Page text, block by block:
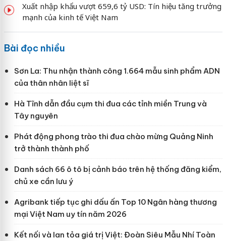
Xuất nhập khẩu vượt 659,6 tỷ USD: Tín hiệu tăng trưởng
mạnh của kinh tế Việt Nam
Bài đọc nhiều
Sơn La: Thu nhận thành công 1.664 mẫu sinh phẩm ADN
của thân nhân liệt sĩ
Hà Tĩnh dẫn đầu cụm thi đua các tỉnh miền Trung và
Tây nguyên
Phát động phong trào thi đua chào mừng Quảng Ninh
trở thành thành phố
Danh sách 66 ô tô bị cảnh báo trên hệ thống đăng kiểm,
chủ xe cần lưu ý
Agribank tiếp tục ghi dấu ấn Top 10 Ngân hàng thương
mại Việt Nam uy tín năm 2026
Kết nối và lan tỏa giá trị Việt: Đoàn Siêu Mẫu Nhí Toàn